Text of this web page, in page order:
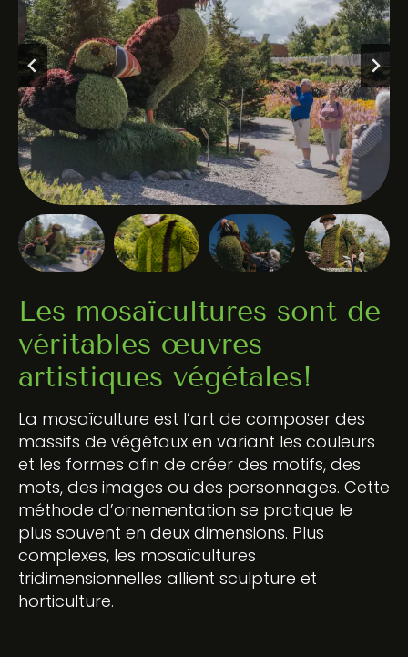
Les mosaïcultures sont de
véritables œuvres
artistiques végétales!
La mosaïculture est l’art de composer des
massifs de végétaux en variant les couleurs
et les formes afin de créer des motifs, des
mots, des images ou des personnages. Cette
méthode d’ornementation se pratique le
plus souvent en deux dimensions. Plus
complexes, les mosaïcultures
tridimensionnelles allient sculpture et
horticulture.